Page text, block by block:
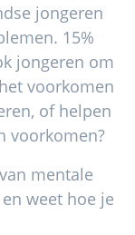
jongeren
15%
jongeren om
voorkomen
of helpen
voorkomen?
mentale
weet hoe je